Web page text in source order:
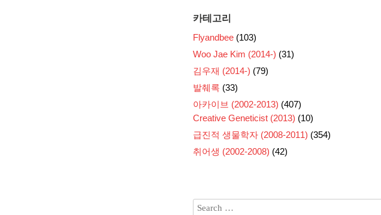
카테고리
Flyandbee (103)
Woo Jae Kim (2014-) (31)
김우재 (2014-) (79)
발췌록 (33)
아카이브 (2002-2013) (407)
Creative Geneticist (2013) (10)
급진적 생물학자 (2008-2011) (354)
취어생 (2002-2008) (42)